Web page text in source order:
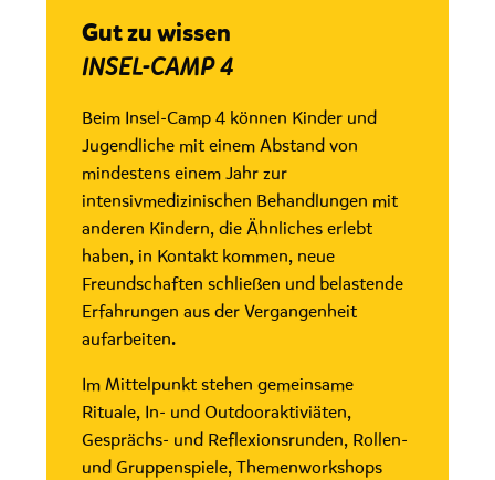
Gut zu wissen
INSEL-CAMP 4
Beim Insel-Camp 4 können Kinder und
Jugendliche mit einem Abstand von
mindestens einem Jahr zur
intensivmedizinischen Behandlungen mit
anderen Kindern, die Ähnliches erlebt
haben, in Kontakt kommen, neue
Freundschaften schließen und belastende
Erfahrungen aus der Vergangenheit
aufarbeiten.
Im Mittelpunkt stehen gemeinsame
Rituale, In- und Outdooraktiviäten,
Gesprächs- und Reflexionsrunden, Rollen-
und Gruppenspiele, Themenworkshops